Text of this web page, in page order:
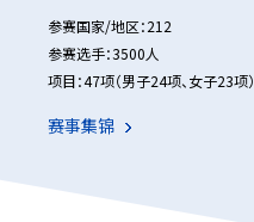
参赛国家/地区：212
参赛选手：3500人
项目：47项（男子24项、女子23项）
赛事集锦